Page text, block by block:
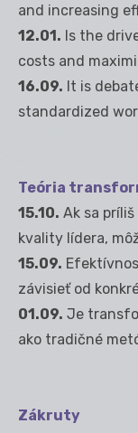
and increasing
12.01. Is the
costs and
16.09. It is
standardized
Teória
15.10. Ak sa
kvality lídera,
15.09.
závisieť od
01.09. Je
ako tradičné
Zákruty